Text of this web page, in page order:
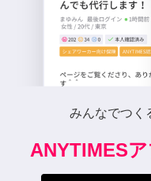
みんなでつく
ANYTIMES